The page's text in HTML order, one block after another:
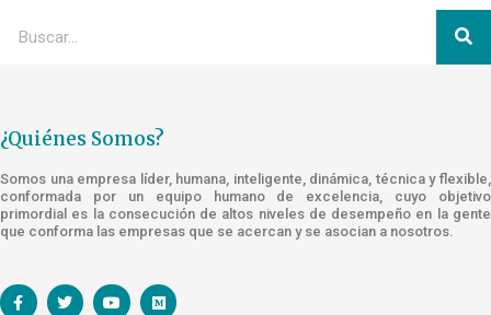
¿Quiénes Somos?
Somos una empresa líder, humana, inteligente, dinámica, técnica y flexible,
conformada por un equipo humano de excelencia, cuyo objetivo
primordial es la consecución de altos niveles de desempeño en la gente
que conforma las empresas que se acercan y se asocian a nosotros.